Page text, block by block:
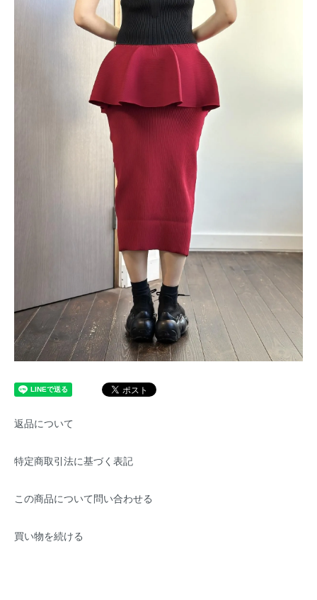
返品について
特定商取引法に基づく表記
この商品について問い合わせる
買い物を続ける